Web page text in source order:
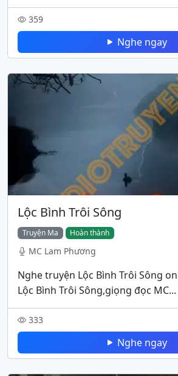
359
Nghe ngay
Lộc Bình Trôi Sông
Truyện Ma Hoàn thành
MC Lam Phương
Nghe truyện Lộc Bình Trôi Sông
Lộc Bình Trôi Sông,giọng đọc MC...
333
Nghe ngay